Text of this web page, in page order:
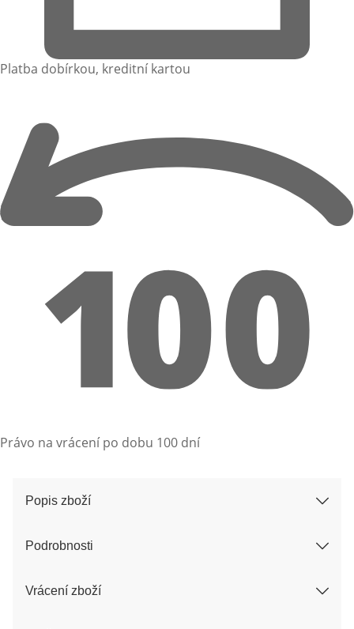
Platba dobírkou, kreditní kartou
Právo na vrácení po dobu 100 dní
Popis zboží
Podrobnosti
Vrácení zboží